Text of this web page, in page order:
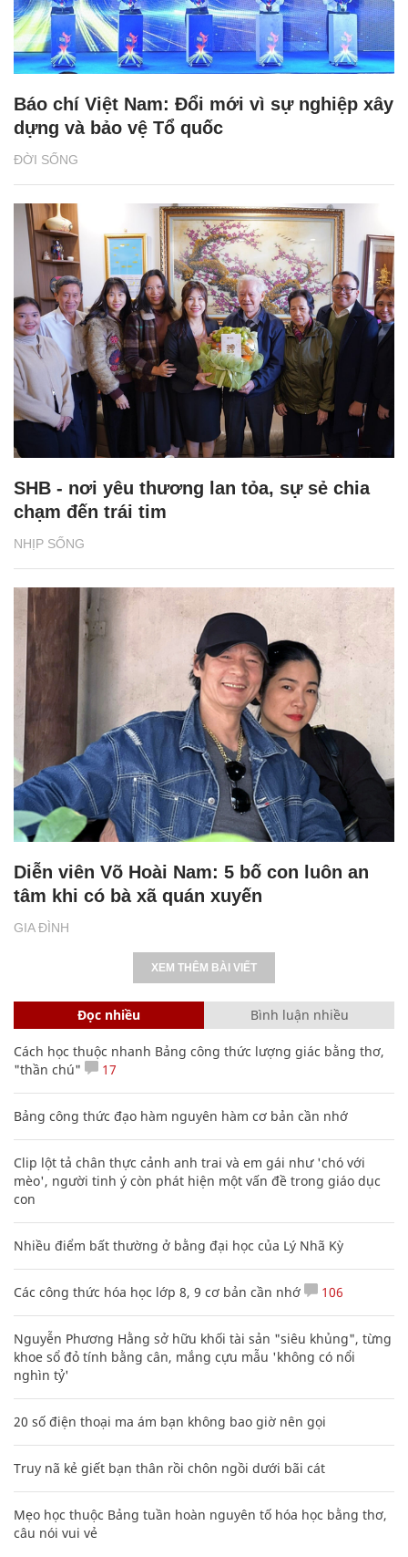
ĐỜI SỐNG
Báo chí Việt Nam: Đổi mới vì sự nghiệp xây
dựng và bảo vệ Tổ quốc
NHỊP SỐNG
SHB - nơi yêu thương lan tỏa, sự sẻ chia
chạm đến trái tim
GIA ĐÌNH
Diễn viên Võ Hoài Nam: 5 bố con luôn an
tâm khi có bà xã quán xuyến
XEM THÊM BÀI VIẾT
Đọc nhiều Bình luận nhiều
Cách học thuộc nhanh Bảng công thức lượng giác bằng thơ,
"thần chú"
17
Bảng công thức đạo hàm nguyên hàm cơ bản cần nhớ
Clip lột tả chân thực cảnh anh trai và em gái như 'chó với
mèo', người tinh ý còn phát hiện một vấn đề trong giáo dục
con
Nhiều điểm bất thường ở bằng đại học của Lý Nhã Kỳ
Các công thức hóa học lớp 8, 9 cơ bản cần nhớ 106
Nguyễn Phương Hằng sở hữu khối tài sản "siêu khủng", từng
khoe sổ đỏ tính bằng cân, mắng cựu mẫu 'không có nổi
nghìn tỷ'
20 số điện thoại ma ám bạn không bao giờ nên gọi
Truy nã kẻ giết bạn thân rồi chôn ngồi dưới bãi cát
Mẹo học thuộc Bảng tuần hoàn nguyên tố hóa học bằng thơ,
câu nói vui vẻ